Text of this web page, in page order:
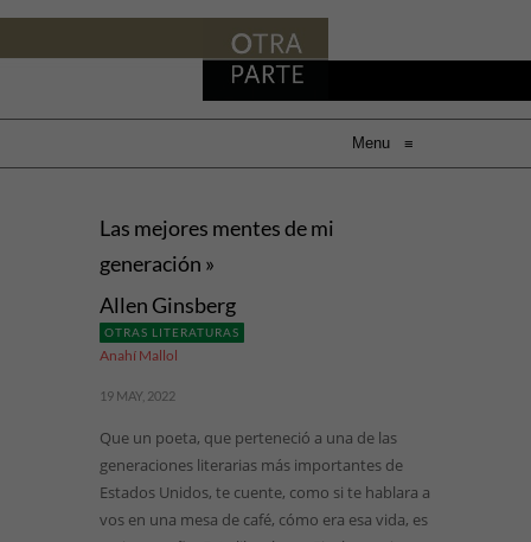
Menu ≡
Las mejores mentes de mi
generación »
Allen Ginsberg
OTRAS LITERATURAS
Anahí Mallol
19 MAY, 2022
Que un poeta, que perteneció a una de las
generaciones literarias más importantes de
Estados Unidos, te cuente, como si te hablara a
vos en una mesa de café, cómo era esa vida, es